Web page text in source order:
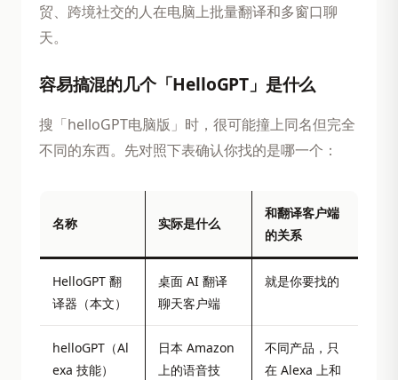
贸、跨境社交的人在电脑上批量翻译和多窗口聊
天。
容易搞混的几个「HelloGPT」是什么
搜「helloGPT电脑版」时，很可能撞上同名但完全
不同的东西。先对照下表确认你找的是哪一个：
名称 实际是什么
和翻译客户端
的关系
HelloGPT 翻
译器（本文）
桌面 AI 翻译
聊天客户端
就是你要找的
helloGPT（Al
exa 技能）
日本 Amazon
上的语音技
不同产品，只
在 Alexa 上和